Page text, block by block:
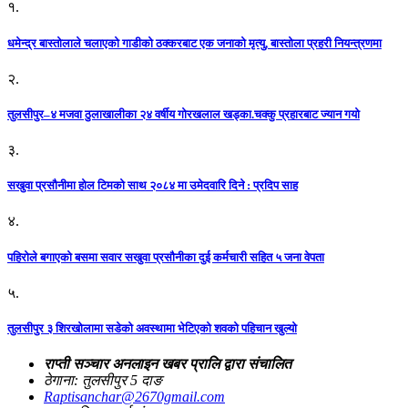
१.
धमेन्द्र बास्तोलाले चलाएको गाडीको ठक्करबाट एक जनाको मृत्यु, बास्तोला प्रहरी नियन्त्रणमा
२.
तुलसीपुर–४ मजवा ठुलाखालीका २४ वर्षीय गोरखलाल खड्का.चक्कु प्रहारबाट ज्यान गयो
३.
सखुवा प्रसौनीमा होल टिमको साथ २०८४ मा उमेदवारि दिने : प्रदिप साह
४.
पहिराेले बगाएकाे बसमा सवार सखुवा प्रसाैनीका दुई कर्मचारी सहित ५ जना वेपता
५.
तुलसीपुर ३ शिरखोलामा सडेको अवस्थामा भेटिएको शवको पहिचान खुल्यो
राप्ती सञ्चार अनलाइन खबर प्रालि द्वारा संचालित
ठेगाना: तुलसीपुर 5 दाङ
Raptisanchar@2670gmail.com